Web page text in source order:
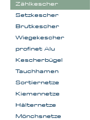
Zählkescher
Setzkescher
Brutkescher
Wiegekescher
profinet Alu
Kescherbügel
Tauchhamen
Sortiernetze
Kiemennetze
Hälternetze
Mönchsnetze